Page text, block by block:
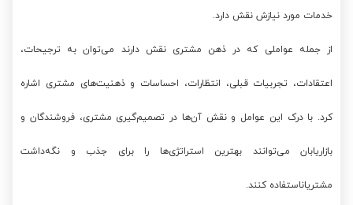
خدمات مورد نیازش نقش دارد.
از جمله عواملی که در ذهن مشتری نقش دارند می‌توان به ترجیحات،
اعتقادات، تجربیات قبلی، انتظارات، احساسات و ذهنیت‌های مشتری اشاره
کرد. با درک این عوامل و نقش آن‌ها در تصمیم‌گیری مشتری، فروشندگان و
بازاریابان می‌توانند بهترین استراتژی‌ها را برای جذب و نگه‌داشت
مشتریاناستفاده کنند.